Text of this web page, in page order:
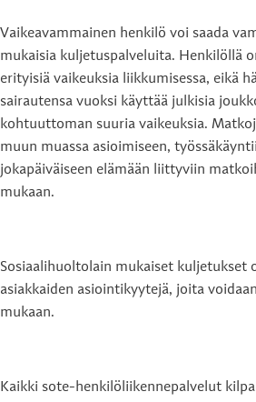
Vaikeavammainen henkilö voi saada
mukaisia kuljetuspalveluita. Henkilöllä
erityisiä vaikeuksia liikkumisessa, eikä
sairautensa vuoksi käyttää julkisia
kohtuuttoman suuria vaikeuksia.
muun muassa asioimiseen,
jokapäiväiseen elämään liittyviin
mukaan.
Sosiaalihuoltolain mukaiset kuljetukset
asiakkaiden asiointikyytejä, joita
mukaan.
Kaikki sote-henkilöliikennepalvelut